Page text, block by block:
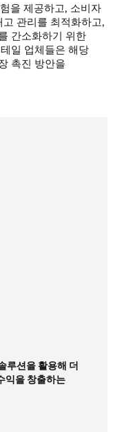
을 제공하고, 소비자
관리를 최적화하고,
간소화하기 위한
일 업체들은 해당
촉진 방안을
루션을 활용해 더
익을 창출하는